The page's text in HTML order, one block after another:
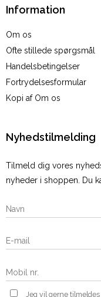
Information
Om os
Ofte stillede spørgsmål
Handelsbetingelser
Fortrydelsesformular
Kopi af Om os
Nyhedstilmelding
Tilmeld dig vores
nyheder i shoppen. Du
Jeg vil gerne